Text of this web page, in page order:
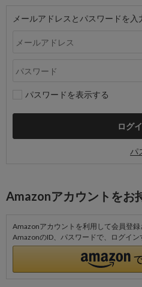
メールアドレスとパスワードを入
パスワードを表示する
パ
Amazonアカウントをお
Amazonアカウントを利用して会員登録
AmazonのID、パスワードで、ログイン